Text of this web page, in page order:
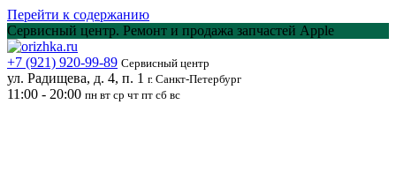
Перейти к содержанию
Сервисный центр. Ремонт и продажа запчастей Apple
+7 (921) 920-99-89 Сервисный центр
ул. Радищева, д. 4, п. 1 г. Санкт-Петербург
11:00 - 20:00 пн вт ср чт пт сб вс